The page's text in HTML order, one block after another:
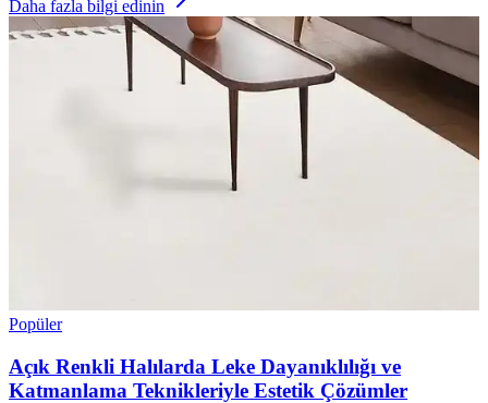
Daha fazla bilgi edinin
Popüler
Açık Renkli Halılarda Leke Dayanıklılığı ve
Katmanlama Teknikleriyle Estetik Çözümler